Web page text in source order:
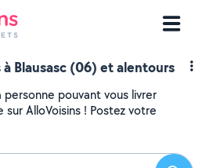
Blausasc (06) et alentours
pouvant vous livrer
AlloVoisins ! Postez votre